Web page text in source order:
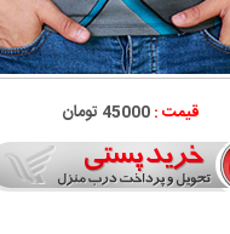
قیمت :45000 تومان